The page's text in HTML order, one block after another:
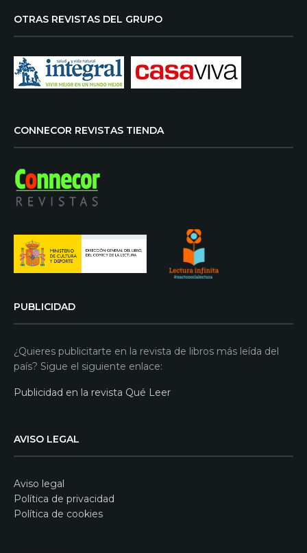
OTRAS REVISTAS DEL GRUPO
CONNECOR REVISTAS TIENDA
PUBLICIDAD
¿Quieres publicitarte en la revista de libros más leída del
país? Sigue el siguiente enlace:
Publicidad en la revista Qué Leer
AVISO LEGAL
Aviso legal
Política de privacidad
Política de cookies